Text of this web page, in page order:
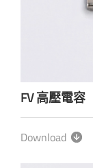
FV 高壓電容
Download